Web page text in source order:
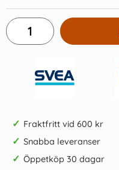
✓ Fraktfritt vid 600 kr
✓ Snabba leveranser
✓ Öppetköp 30 dagar